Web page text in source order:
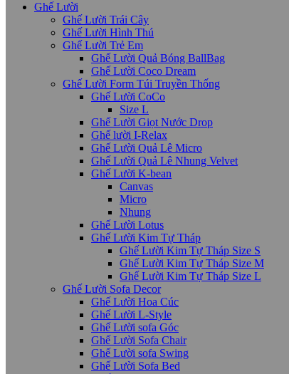
Ghế Lười
Ghế Lười Trái Cây
Ghế Lười Hình Thú
Ghế Lười Trẻ Em
Ghế Lười Quả Bóng BallBag
Ghế Lười Coco Dream
Ghế Lười Form Túi Truyền Thống
Ghế Lười CoCo
Size L
Ghế Lười Giọt Nước Drop
Ghế lười I-Relax
Ghế Lười Quả Lê Micro
Ghế Lười Quả Lê Nhung Velvet
Ghế Lười K-bean
Canvas
Micro
Nhung
Ghế Lười Lotus
Ghế Lười Kim Tự Tháp
Ghế Lười Kim Tự Tháp Size S
Ghế Lười Kim Tự Tháp Size M
Ghế Lười Kim Tự Tháp Size L
Ghế Lười Sofa Decor
Ghế Lười Hoa Cúc
Ghế Lười L-Style
Ghế Lười sofa Góc
Ghế Lười Sofa Chair
Ghế Lười sofa Swing
Ghế Lười Sofa Bed